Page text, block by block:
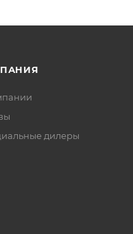
дилеры